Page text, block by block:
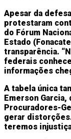
Apesar da
protestaram
do Fórum
Estado
transparência.
federais
informações
A tabela única
Emerson
Procuradores-
gerar
teremos